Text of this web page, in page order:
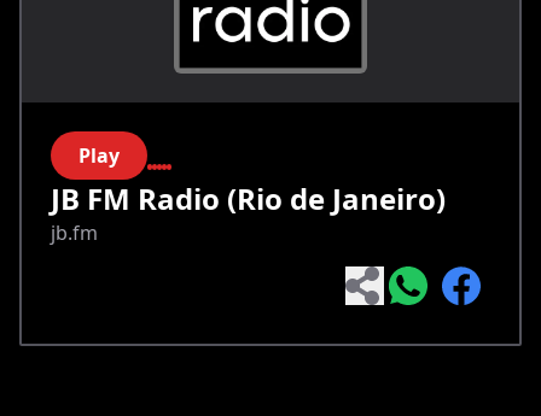
Play
JB FM Radio (Rio de Janeiro)
jb.fm